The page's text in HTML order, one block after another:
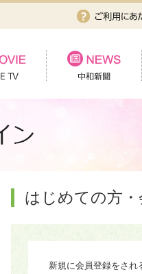
はじめての方
新規に会員登録をされ